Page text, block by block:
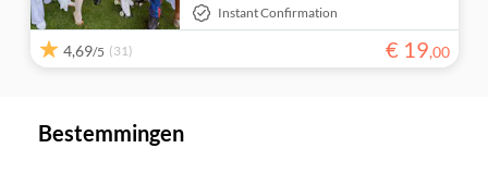
Instant Confirmation
4,69/5 (31) € 19,00
Bestemmingen